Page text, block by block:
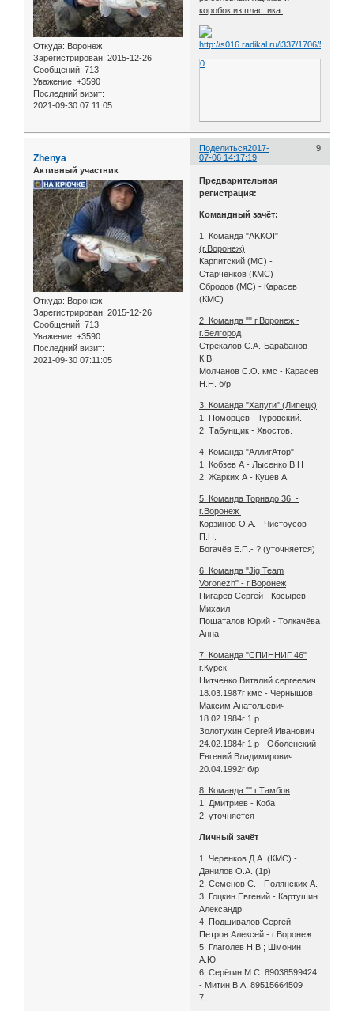
Откуда: Воронеж
Зарегистрирован: 2015-12-26
Сообщений: 713
Уважение: +3590
Последний визит:
2021-09-30 07:11:05
коробок из пластика.
0
Поделиться 9
2017-
07-06 14:17:19
Zhenya
Активный участник
Откуда: Воронеж
Зарегистрирован: 2015-12-26
Сообщений: 713
Уважение: +3590
Последний визит:
2021-09-30 07:11:05
Предварительная
регистрация:
Командный зачёт:
1. Команда "AKKOI"
(г.Воронеж)
Карпитский (МС) -
Старченков (КМС)
Сбродов (МС) - Карасев
(КМС)
2. Команда "" г.Воронеж -
г.Белгород
Стрекалов С.А.-Барабанов
К.В.
Молчанов С.О. кмс - Карасев
Н.Н. б/р
3. Команда "Хапуги" (Липецк)
1. Поморцев - Туровский.
2. Табунщик - Хвостов.
4. Команда "АллигАтор"
1. Кобзев А - Лысенко В Н
2. Жарких А - Куцев А.
5. Команда Торнадо 36 -
г.Воронеж
Корзинов О.А. - Чистоусов
П.Н.
Богачёв Е.П.- ? (уточняется)
6. Команда "Jig Team
Voronezh" - г.Воронеж
Пигарев Сергей - Косырев
Михаил
Пошаталов Юрий - Толкачёва
Анна
7. Команда "СПИННИГ 46"
г.Курск
Нитченко Виталий сергеевич
18.03.1987г кмс - Чернышов
Максим Анатольевич
18.02.1984г 1 р
Золотухин Сергей Иванович
24.02.1984г 1 р - Оболенский
Евгений Владимирович
20.04.1992г б/р
8. Команда "" г.Тамбов
1. Дмитриев - Коба
2. уточняется
Личный зачёт
1. Черенков Д.А. (КМС) -
Данилов О.А. (1р)
2. Семенов С. - Полянских А.
3. Гоцкин Евгений - Картушин
Александр.
4. Подшивалов Сергей -
Петров Алексей - г.Воронеж
5. Глаголев Н.В.; Шмонин
А.Ю.
6. Серёгин М.С. 89038599424
- Митин В.А. 89515664509
7.